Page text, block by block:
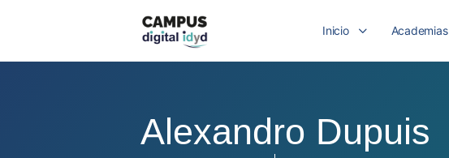
Inicio Academias
Alexandro Dupuis